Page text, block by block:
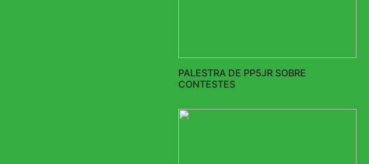
PALESTRA DE PP5JR SOBRE
CONTESTES